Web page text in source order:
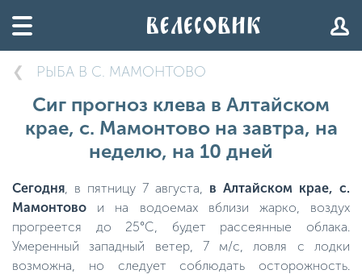
РЫБА В С. МАМОНТОВО
Сиг прогноз клева в Алтайском
крае, с. Мамонтово на завтра, на
неделю, на 10 дней
Сегодня, в пятницу 7 августа, в Алтайском крае, с.
Мамонтово и на водоемах вблизи жарко, воздух
прогреется до 25°C, будет рассеянные облака.
Умеренный западный ветер, 7 м/с, ловля с лодки
возможна, но следует соблюдать осторожность.